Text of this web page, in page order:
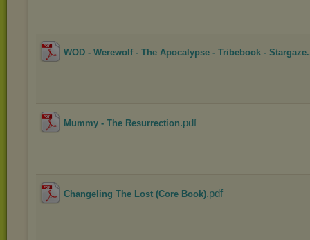
WOD - Werewolf - The Apocalypse - Tribebook -
Mummy - The Resurrection.pdf
Changeling The Lost (Core Book).pdf